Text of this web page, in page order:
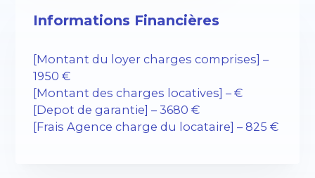
Informations Financières
[Montant du loyer charges comprises] –
1950 €
[Montant des charges locatives] – €
[Depot de garantie] – 3680 €
[Frais Agence charge du locataire] – 825 €